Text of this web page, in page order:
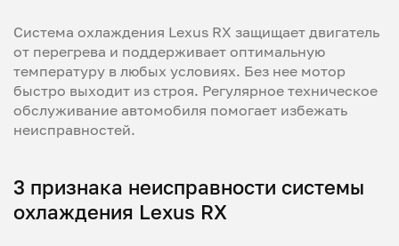
Система охлаждения Lexus RX защищает двигатель
от перегрева и поддерживает оптимальную
температуру в любых условиях. Без нее мотор
быстро выходит из строя. Регулярное техническое
обслуживание автомобиля помогает избежать
неисправностей.
3 признака неисправности системы
охлаждения Lexus RX